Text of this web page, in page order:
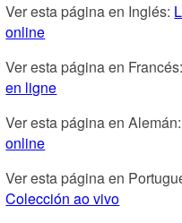
Ver esta página en Inglés:
online
Ver esta página en Francés:
en ligne
Ver esta página en Alemán:
online
Ver esta página en
Colección ao vivo